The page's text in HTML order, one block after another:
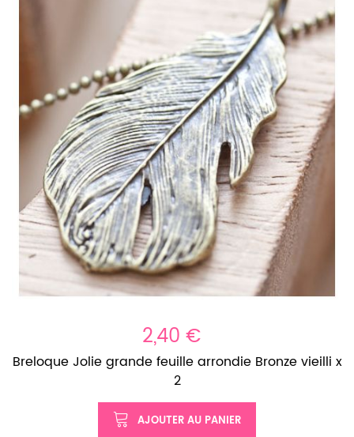
2,40 €
Breloque Jolie grande feuille arrondie Bronze vieilli x
2
AJOUTER AU PANIER